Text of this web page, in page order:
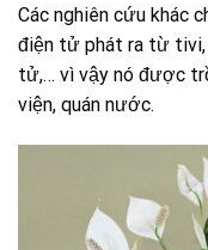
Các nghiên cứu khác
điện tử phát ra từ tivi,
tử,… vì vậy nó được
viện, quán nước.